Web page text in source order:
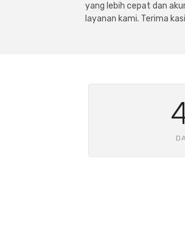
yang lebih cepat dan
layanan kami. Terima